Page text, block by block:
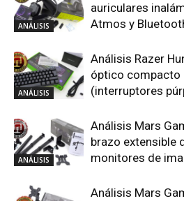
ANÁLISIS
auriculares
Atmos y
ANÁLISIS
Análisis Razer
óptico compacto
(interruptores
ANÁLISIS
Análisis Mars
brazo extensible
monitores de
Análisis Mars